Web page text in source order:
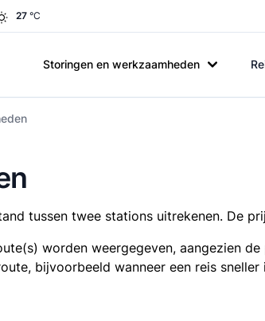
27 °C
Storingen en werkzaamheden
tussen twee stations uitrekenen. De
worden weergegeven, aangezien
bijvoorbeeld wanneer een reis